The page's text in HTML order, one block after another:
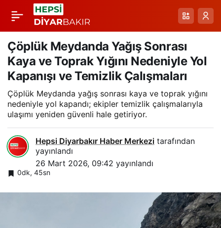
Çöplük Meydanda Yağış Sonrası
Kaya ve Toprak Yığını Nedeniyle Yol
Kapanışı ve Temizlik Çalışmaları
Çöplük Meydanda yağış sonrası kaya ve toprak yığını
nedeniyle yol kapandı; ekipler temizlik çalışmalarıyla
ulaşımı yeniden güvenli hale getiriyor.
Hepsi Diyarbakır Haber Merkezi tarafından
yayınlandı
26 Mart 2026, 09:42 yayınlandı
0dk, 45sn
Diyadin Kanyonu’nda
Buz Şelalesinde Buz
Tırmanışı: WI5
Zorlukta Yeni Rotanın
İlk Tırmanışı
Paylaş